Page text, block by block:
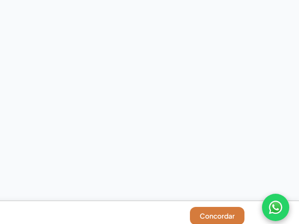
Concordar